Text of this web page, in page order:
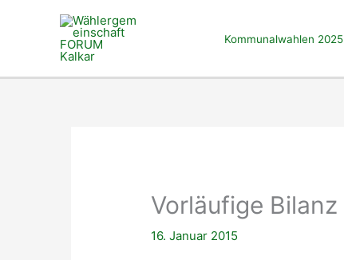
Kommunalwahlen 2025
Vorläufige Bilanz
16. Januar 2015